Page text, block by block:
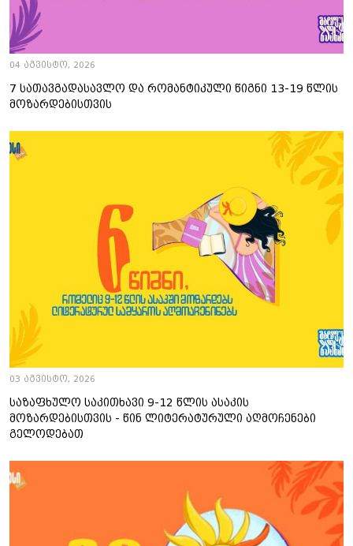
04 აგვისტო, 2026
7 სათავგადასავლო და რომანტიკული წიგნი 13-19 წლის
მოზარდებისთვის
03 აგვისტო, 2026
საზაფხულო საკითხავი 9-12 წლის ასაკის
მოზარდებისთვის - წინ ლიტერატურული აღმოჩენები
გელოდებათ